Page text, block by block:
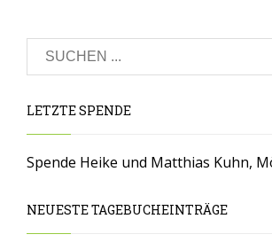
LETZTE SPENDE
Spende Heike und Matthias Kuhn,
NEUESTE TAGEBUCHEINTRÄGE